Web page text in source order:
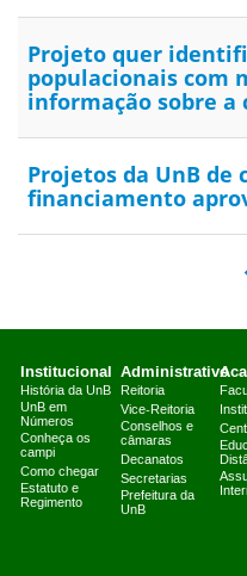
Projeto quer
populacionais com
informação sobre a
Projetos da UnB de
financiamento
Institucional
História da UnB
UnB em
Números
Conheça os
campi
Como chegar
Estatuto e
Regimento
Administrativo
Reitoria
Vice-Reitoria
Conselhos e
câmaras
Decanatos
Secretarias
Prefeitura da
UnB